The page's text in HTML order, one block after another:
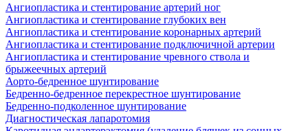
Ангиопластика и стентирование артерий ног
Ангиопластика и стентирование глубоких вен
Ангиопластика и стентирование коронарных артерий
Ангиопластика и стентирование подключичной артерии
Ангиопластика и стентирование чревного ствола и
брыжеечных артерий
Аорто-бедренное шунтирование
Бедренно-бедренное перекрестное шунтирование
Бедренно-подколенное шунтирование
Диагностическая лапаротомия